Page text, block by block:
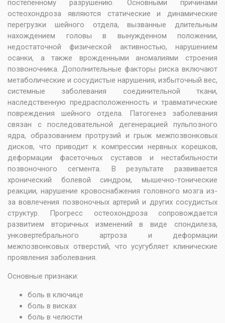
постепенному разрушению. Основными причинами
остеохондроза являются статические и динамические
перегрузки шейного отдела, вызванные длительным
нахождением головы в вынужденном положении,
недостаточной физической активностью, нарушением
осанки, а также врожденными аномалиями строения
позвоночника. Дополнительные факторы риска включают
метаболические и сосудистые нарушения, избыточный вес,
системные заболевания соединительной ткани,
наследственную предрасположенность и травматические
повреждения шейного отдела. Патогенез заболевания
связан с последовательной дегенерацией пульпозного
ядра, образованием протрузий и грыж межпозвонковых
дисков, что приводит к компрессии нервных корешков,
деформации фасеточных суставов и нестабильности
позвоночного сегмента. В результате развивается
хронический болевой синдром, мышечно-тонические
реакции, нарушение кровоснабжения головного мозга из-
за вовлечения позвоночных артерий и других сосудистых
структур. Прогресс остеохондроза сопровождается
развитием вторичных изменений в виде спондилеза,
унковертебрального артроза и деформации
межпозвонковых отверстий, что усугубляет клинические
проявления заболевания.
Основные признаки:
боль в ключице
боль в висках
боль в челюсти